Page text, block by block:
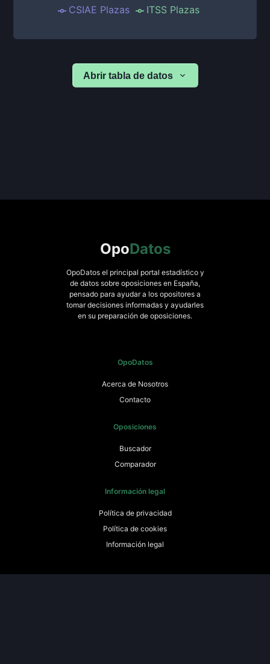
CSIAE Plazas ITSS Plazas
Abrir tabla de datos
OpoDatos
OpoDatos el principal portal estadístico y
de datos sobre oposiciones en España,
pensado para ayudar a los opositores a
tomar decisiones informadas y ayudarles
en su preparación de oposiciones.
OpoDatos
Acerca de Nosotros
Contacto
Oposiciones
Buscador
Comparador
Información legal
Política de privacidad
Política de cookies
Información legal